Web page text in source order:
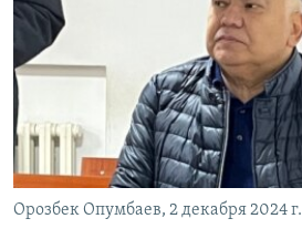
Орозбек Опумбаев, 2 декабря 2024 г.